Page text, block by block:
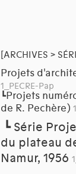
[ARCHIVES >
Projets
1_PECRE-Pap
┗Projets
de R. Pechère)
┗ Série
du plateau
Namur, 1956